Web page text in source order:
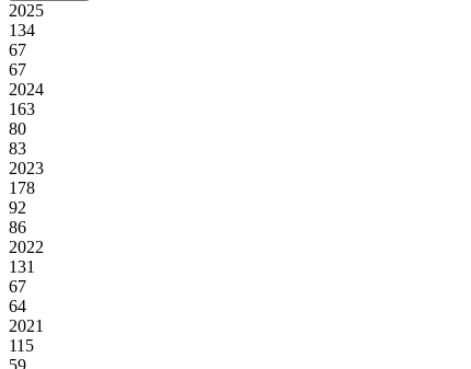
2025
134
67
67
2024
163
80
83
2023
178
92
86
2022
131
67
64
2021
115